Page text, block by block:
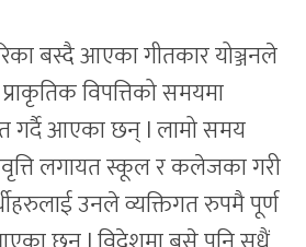
बस्दै आएका गीतकार योञ्जनले
विपत्तिको समयमा
गर्दै आएका छन् l लामो समय
लगायत स्कूल र कलेजका गरी
उनले व्यक्तिगत रुपमै पूर्ण